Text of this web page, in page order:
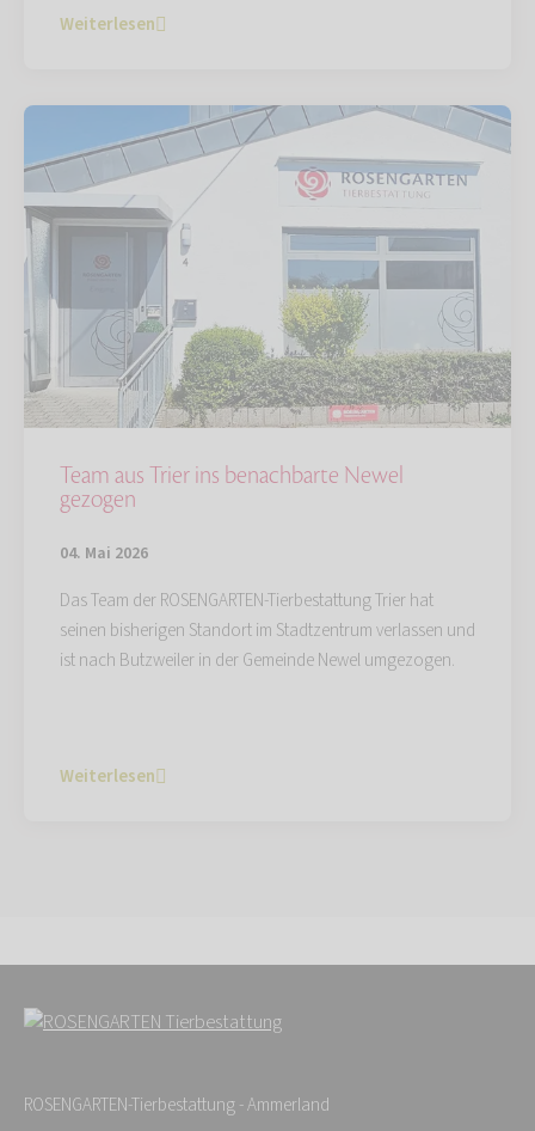
Weiterlesen
Team aus Trier ins benachbarte Newel
gezogen
04. Mai 2026
Das Team der ROSENGARTEN-Tierbestattung Trier hat
seinen bisherigen Standort im Stadtzentrum verlassen und
ist nach Butzweiler in der Gemeinde Newel umgezogen.
Weiterlesen
ROSENGARTEN-Tierbestattung - Ammerland